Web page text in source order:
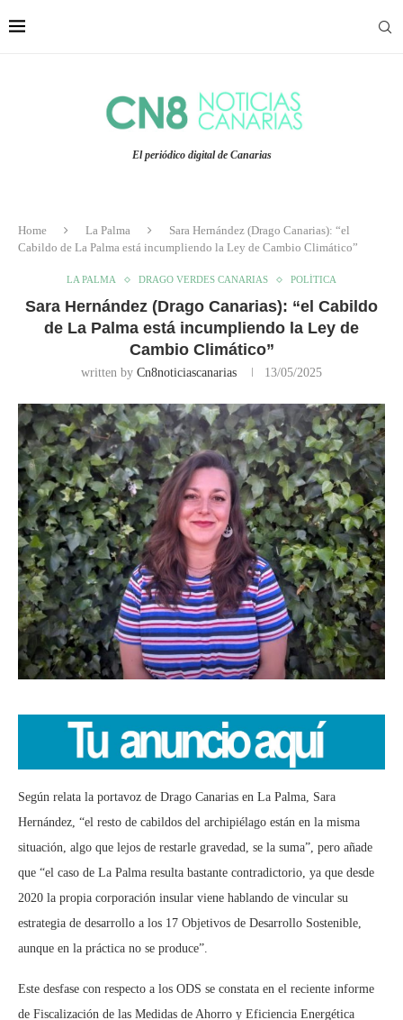
El periódico digital de Canarias
Home La Palma
Sara Hernández (Drago Canarias): “el
Cabildo de La Palma está incumpliendo la Ley de Cambio Climático”
LA PALMA DRAGO VERDES CANARIAS POLÍTICA
Sara Hernández (Drago Canarias): “el Cabildo
de La Palma está incumpliendo la Ley de
Cambio Climático”
written by Cn8noticiascanarias 13/05/2025
Según relata la portavoz de Drago Canarias en La Palma, Sara
Hernández, “el resto de cabildos del archipiélago están en la misma
situación, algo que lejos de restarle gravedad, se la suma”, pero añade
que “el caso de La Palma resulta bastante contradictorio, ya que desde
2020 la propia corporación insular viene hablando de vincular su
estrategia de desarrollo a los 17 Objetivos de Desarrollo Sostenible,
aunque en la práctica no se produce”.
Este desfase con respecto a los ODS se constata en el reciente informe
de Fiscalización de las Medidas de Ahorro y Eficiencia Energética